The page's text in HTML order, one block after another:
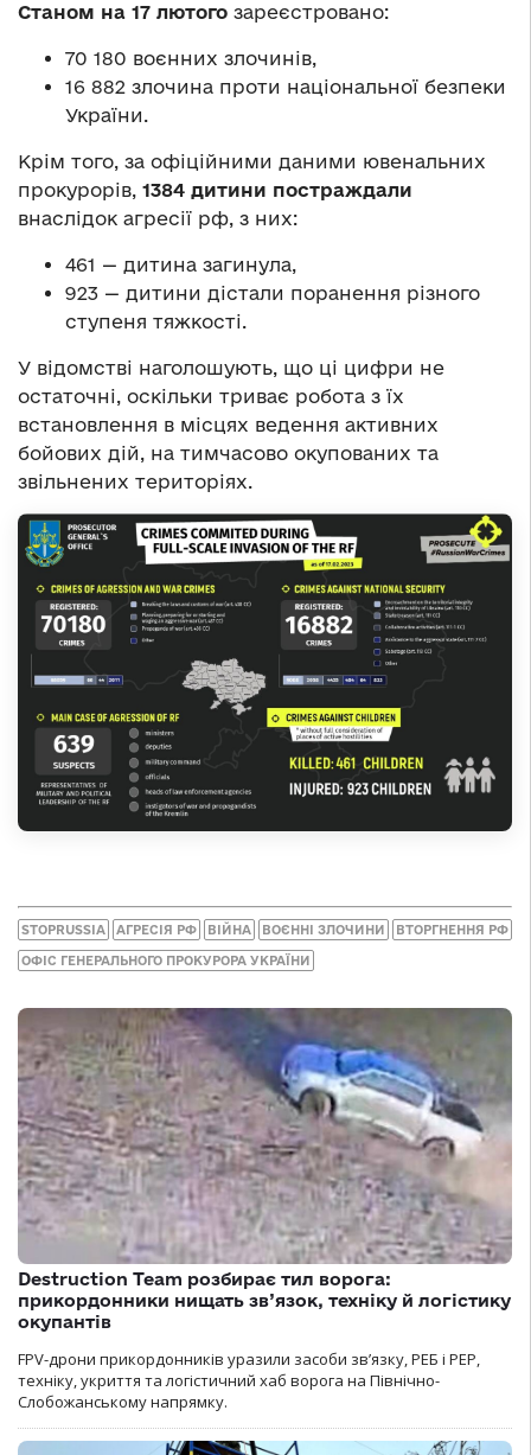
Станом на 17 лютого зареєстровано:
70 180 воєнних злочинів,
16 882 злочина проти національної безпеки
України.
Крім того, за офіційними даними ювенальних
прокурорів, 1384 дитини постраждали
внаслідок агресії рф, з них:
461 — дитина загинула,
923 — дитини дістали поранення різного
ступеня тяжкості.
У відомстві наголошують, що ці цифри не
остаточні, оскільки триває робота з їх
встановлення в місцях ведення активних
бойових дій, на тимчасово окупованих та
звільнених територіях.
STOPRUSSIA АГРЕСІЯ РФ ВІЙНА ВОЄННІ ЗЛОЧИНИ ВТОРГНЕННЯ РФ
ОФІС ГЕНЕРАЛЬНОГО ПРОКУРОРА УКРАЇНИ
Destruction Team розбирає тил ворога:
прикордонники нищать зв’язок, техніку й логістику
окупантів
FPV-дрони прикордонників уразили засоби зв’язку, РЕБ і РЕР,
техніку, укриття та логістичний хаб ворога на Північно-
Слобожанському напрямку.